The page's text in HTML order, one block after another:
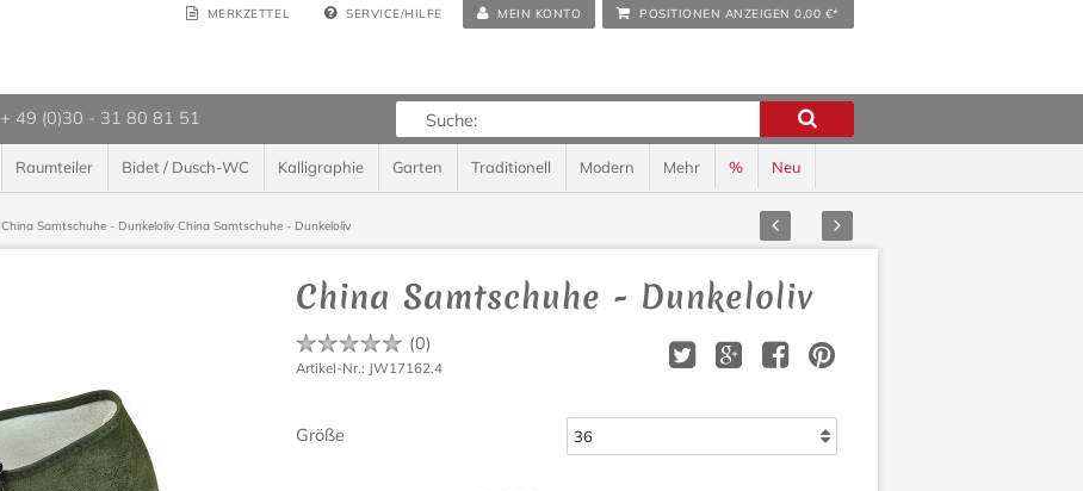
MERKZETTEL SERVICE/HILFE MEIN KONTO POSITIONEN ANZEIGEN 0,00 €*
+ 49 (0)30 - 31 80 81 51
Raumteiler Bidet / Dusch-WC Kalligraphie Garten Traditionell Modern Mehr % Neu
China Samtschuhe - Dunkeloliv China Samtschuhe - Dunkeloliv Zurück Vor
China Samtschuhe - Dunkeloliv
(0)
Artikel-Nr.: JW17162.4
Größe